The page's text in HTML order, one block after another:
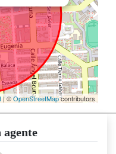
| ©OpenStreetMapcontributors